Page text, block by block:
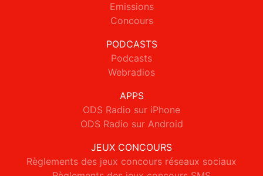
Emissions
Concours
PODCASTS
Podcasts
Webradios
APPS
ODS Radio sur iPhone
ODS Radio sur Android
JEUX CONCOURS
Règlements des jeux concours réseaux sociaux